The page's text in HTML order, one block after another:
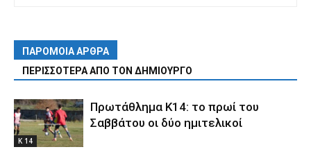
ΠΑΡΟΜΟΙΑ ΑΡΘΡΑ
ΠΕΡΙΣΣΟΤΕΡΑ ΑΠΟ ΤΟΝ ΔΗΜΙΟΥΡΓΟ
Κ 14
Πρωτάθλημα Κ14: το πρωί του
Σαββάτου οι δύο ημιτελικοί